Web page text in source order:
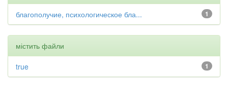
1
благополучие, психологическое бла...
містить файли
1
true